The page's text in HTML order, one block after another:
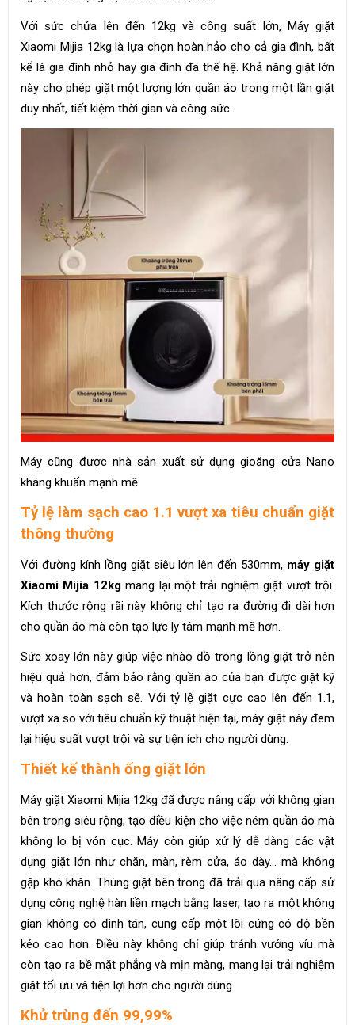
Với sức chứa lên đến 12kg và công suất lớn, Máy giặt
Xiaomi Mijia 12kg là lựa chọn hoàn hảo cho cả gia đình, bất
kể là gia đình nhỏ hay gia đình đa thế hệ. Khả năng giặt lớn
này cho phép giặt một lượng lớn quần áo trong một lần giặt
duy nhất, tiết kiệm thời gian và công sức.
Máy cũng được nhà sản xuất sử dụng gioăng cửa Nano
kháng khuẩn mạnh mẽ.
Tỷ lệ làm sạch cao 1.1 vượt xa tiêu chuẩn giặt
thông thường
Với đường kính lồng giặt siêu lớn lên đến 530mm, máy giặt
Xiaomi Mijia 12kgmang lại một trải nghiệm giặt vượt trội.
Kích thước rộng rãi này không chỉ tạo ra đường đi dài hơn
cho quần áo mà còn tạo lực ly tâm mạnh mẽ hơn.
Sức xoay lớn này giúp việc nhào đồ trong lồng giặt trở nên
hiệu quả hơn, đảm bảo rằng quần áo của bạn được giặt kỹ
và hoàn toàn sạch sẽ. Với tỷ lệ giặt cực cao lên đến 1.1,
vượt xa so với tiêu chuẩn kỹ thuật hiện tại, máy giặt này đem
lại hiệu suất vượt trội và sự tiện ích cho người dùng.
Thiết kế thành ống giặt lớn
Máy giặt Xiaomi Mijia 12kg đã được nâng cấp với không gian
bên trong siêu rộng, tạo điều kiện cho việc ném quần áo mà
không lo bị vón cục. Máy còn giúp xử lý dễ dàng các vật
dụng giặt lớn như chăn, màn, rèm cửa, áo dày… mà không
gặp khó khăn. Thùng giặt bên trong đã trải qua nâng cấp sử
dụng công nghệ hàn liền mạch bằng laser, tạo ra một không
gian không có đinh tán, cung cấp một lõi cứng có độ bền
kéo cao hơn. Điều này không chỉ giúp tránh vướng víu mà
còn tạo ra bề mặt phẳng và mịn màng, mang lại trải nghiệm
giặt tối ưu và tiện lợi hơn cho người dùng.
Khử trùng đến 99,99%